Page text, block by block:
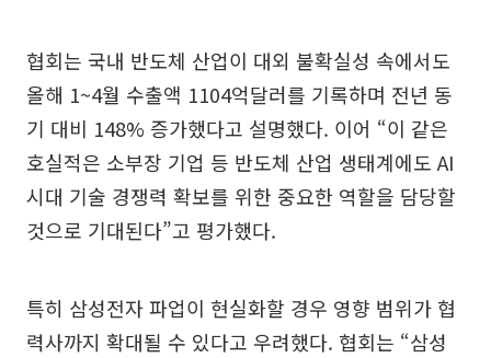
협회는 국내 반도체 산업이 대외 불확실성 속에서도
올해 1~4월 수출액 1104억달러를 기록하며 전년 동
기 대비 148% 증가했다고 설명했다. 이어 “이 같은
호실적은 소부장 기업 등 반도체 산업 생태계에도 AI
시대 기술 경쟁력 확보를 위한 중요한 역할을 담당할
것으로 기대된다”고 평가했다.
특히 삼성전자 파업이 현실화할 경우 영향 범위가 협
력사까지 확대될 수 있다고 우려했다. 협회는 “삼성